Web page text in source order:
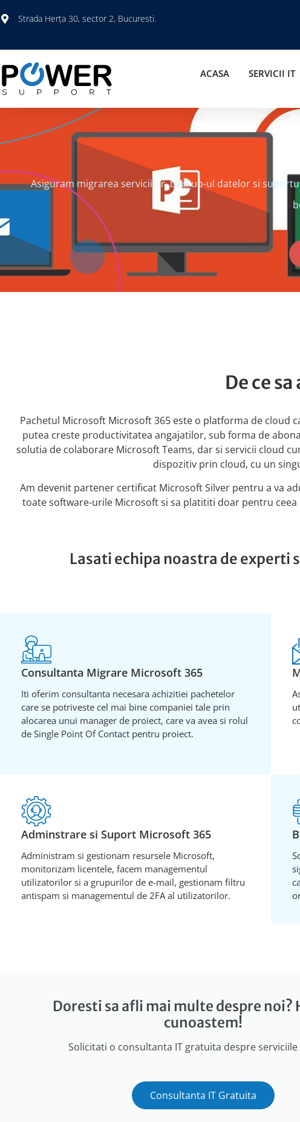
Strada Herța 30, sector 2, Bucuresti.
ACASA SERVICII IT
Asiguram migrarea serviciilor, backup-ul datelor si
De ce
Pachetul Microsoft Microsoft 365 este o platforma de cloud
putea creste productivitatea angajatilor, sub forma de
solutia de colaborare Microsoft Teams, dar si servicii cloud
dispozitiv prin cloud, cu un
Am devenit partener certificat Microsoft Silver pentru a va
toate software-urile Microsoft si sa platititi doar pentru
Lasati echipa noastra de experti
Consultanta Migrare Microsoft 365
Iti oferim consultanta necesara achizitiei pachetelor
care se potriveste cel mai bine companiei tale prin
alocarea unui manager de proiect, care va avea si rolul
de Single Point Of Contact pentru proiect.
Adminstrare si Suport Microsoft 365
Administram si gestionam resursele Microsoft,
monitorizam licentele, facem managementul
utilizatorilor si a grupurilor de e-mail, gestionam filtru
antispam si managementul de 2FA al utilizatorilor.
Doresti sa afli mai multe despre noi?
cunoastem!
Solicitati o consultanta IT gratuita despre
Consultanta IT Gratuita